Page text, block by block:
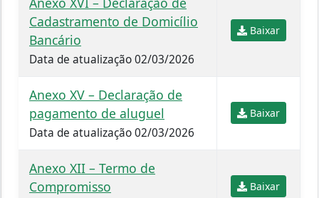
Cadastramento de Domicílio
Bancário
Data de atualização 02/03/2026
Baixar
Anexo XV – Declaração de
pagamento de aluguel
Data de atualização 02/03/2026
Baixar
Anexo XII – Termo de
Compromisso
Baixar